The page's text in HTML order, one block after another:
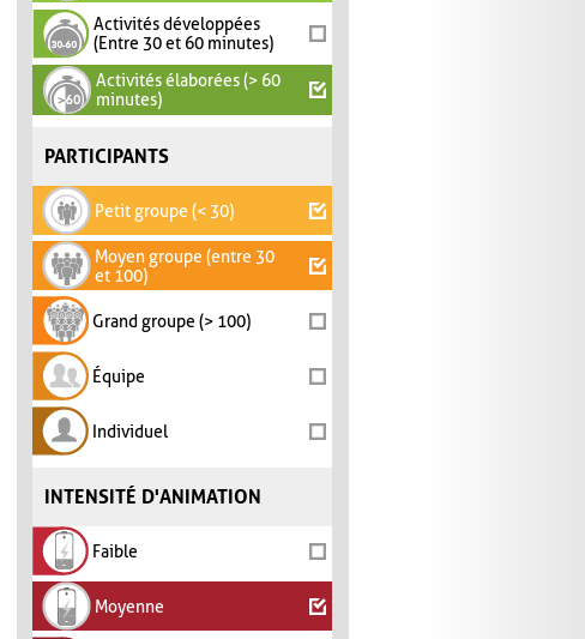
Activités développées
(Entre 30 et 60 minutes)
Activités élaborées (> 60
minutes)
PARTICIPANTS
Petit groupe (< 30)
Moyen groupe (entre 30
et 100)
Grand groupe (> 100)
Équipe
Individuel
INTENSITÉ D'ANIMATION
Faible
Moyenne